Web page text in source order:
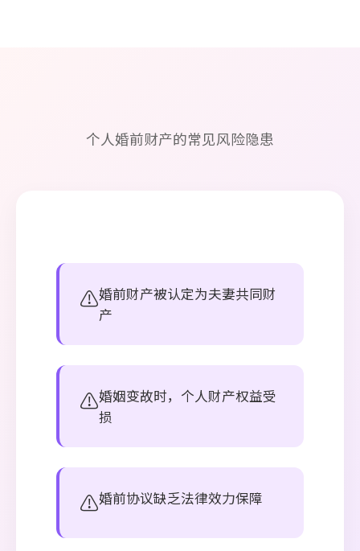
个人婚前财产的常见风险隐患
⚠️婚前财产被认定为夫妻共同财
产
⚠️婚姻变故时，个人财产权益受
损
⚠️婚前协议缺乏法律效力保障